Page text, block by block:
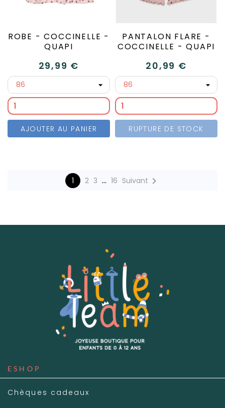
ROBE - COCCINELLE -
QUAPI
29,99 €
AJOUTER AU PANIER
PANTALON FLARE -
COCCINELLE - QUAPI
20,99 €
RUPTURE DE STOCK
1 2 3 … 16 Suivant 
ESHOP
Chèques cadeaux